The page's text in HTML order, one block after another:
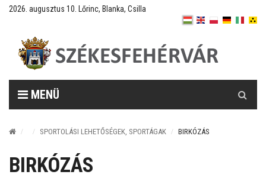
2026. augusztus 10. Lőrinc, Blanka, Csilla
MENÜ
SPORTOLÁSI LEHETŐSÉGEK, SPORTÁGAK BIRKÓZÁS
BIRKÓZÁS